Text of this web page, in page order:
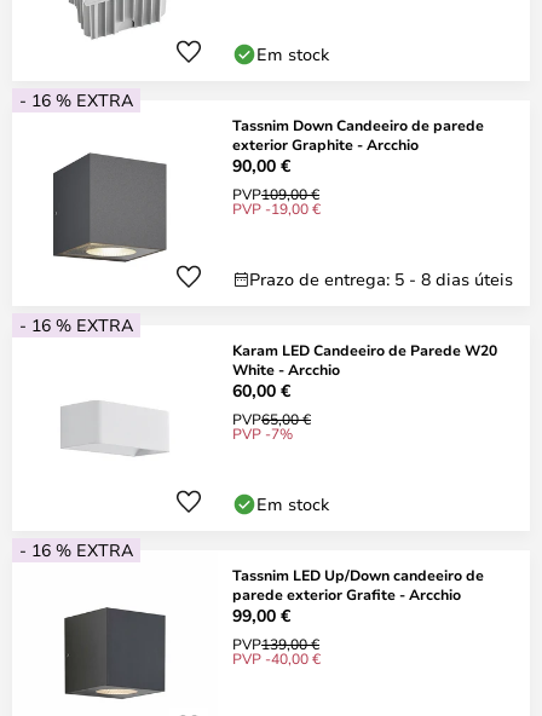
Em stock
- 16 % EXTRA
Tassnim Down Candeeiro de parede
exterior Graphite - Arcchio
90,00 €
PVP109,00 €
PVP -19,00 €
Prazo de entrega: 5 - 8 dias úteis
- 16 % EXTRA
Karam LED Candeeiro de Parede W20
White - Arcchio
60,00 €
PVP65,00 €
PVP -7%
Em stock
- 16 % EXTRA
Tassnim LED Up/Down candeeiro de
parede exterior Grafite - Arcchio
99,00 €
PVP139,00 €
PVP -40,00 €